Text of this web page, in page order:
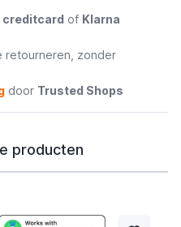
creditcard of Klarna
retourneren, zonder
door Trusted Shops
producten